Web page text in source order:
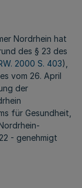
Nordrhein hat
des § 23 des
2000 S. 403),
vom 26. April
der
für Gesundheit,
- genehmigt